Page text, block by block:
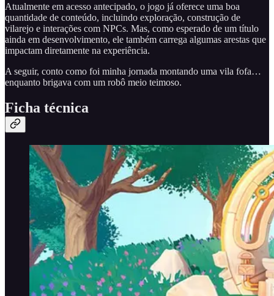
Atualmente em acesso antecipado, o jogo já oferece uma boa
quantidade de conteúdo, incluindo exploração, construção de
vilarejo e interações com NPCs. Mas, como esperado de um título
ainda em desenvolvimento, ele também carrega algumas arestas que
impactam diretamente na experiência.
A seguir, conto como foi minha jornada montando uma vila fofa…
enquanto brigava com um robô meio teimoso.
Ficha técnica